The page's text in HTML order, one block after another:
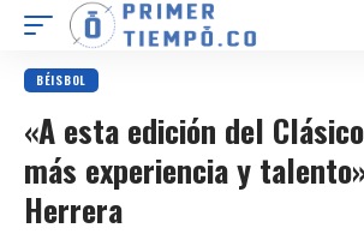
BÉISBOL
«A esta edición del
más experiencia y
Herrera